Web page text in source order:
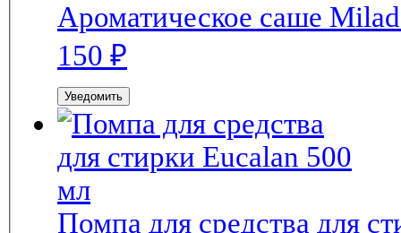
Ароматическое саше
150 ₽
Уведомить